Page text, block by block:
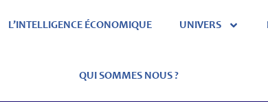
L’INTELLIGENCE ÉCONOMIQUE UNIVERS
QUI SOMMES NOUS ?